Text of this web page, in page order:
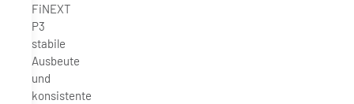
FiNEXT
P3
stabile
Ausbeute
und
konsistente